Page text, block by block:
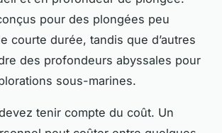
pour des plongées peu
courte durée, tandis que d’autres
des profondeurs abyssales pour
sous-marines.
tenir compte du coût. Un